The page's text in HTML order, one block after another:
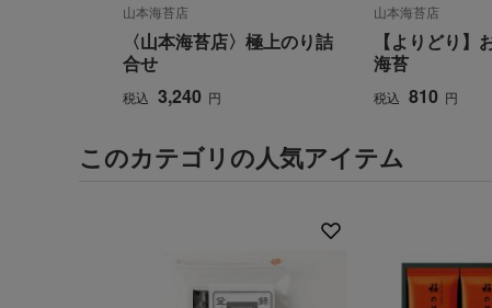
山本海苔店
〈山本海苔店〉極上のり詰
合せ
税込 3,240 円
山本海苔店
【よりどり】
海苔
税込 810 円
このカテゴリの人気アイテム